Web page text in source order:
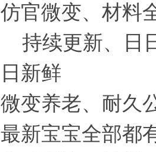
仿官微变、材料
持续更新、日
日新鲜
微变养老、耐久
最新宝宝全部都